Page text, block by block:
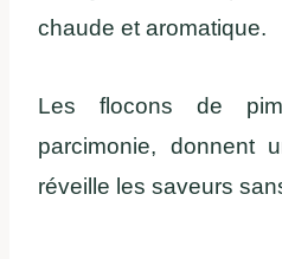
chaude et aromatique.
Les flocons de
parcimonie, donnent
réveille les saveurs